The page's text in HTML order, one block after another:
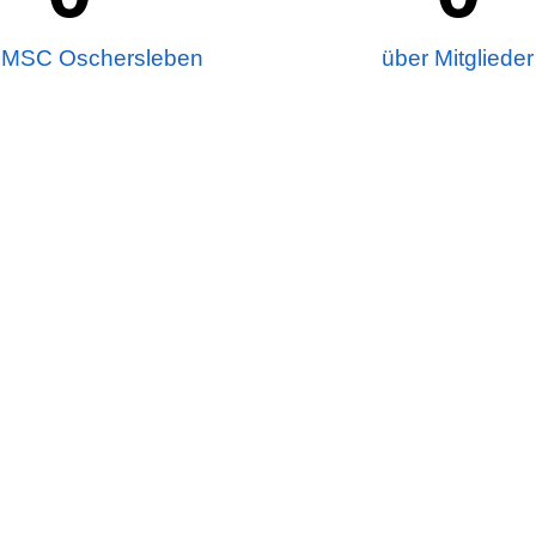
Oschersleben über Mitglieder